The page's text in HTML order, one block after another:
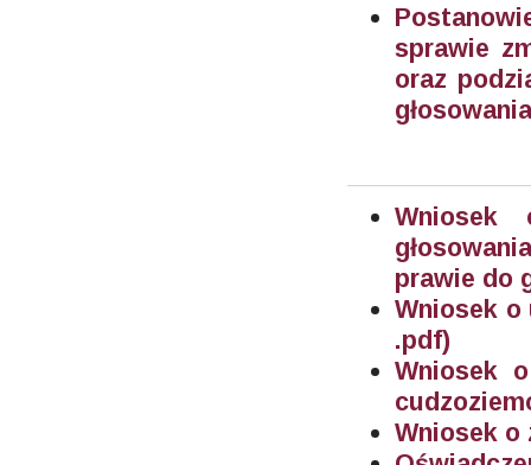
sprawie
oraz
Wniosek
prawie do
Wniosek o
.pdf)
Wniosek
Wniosek o